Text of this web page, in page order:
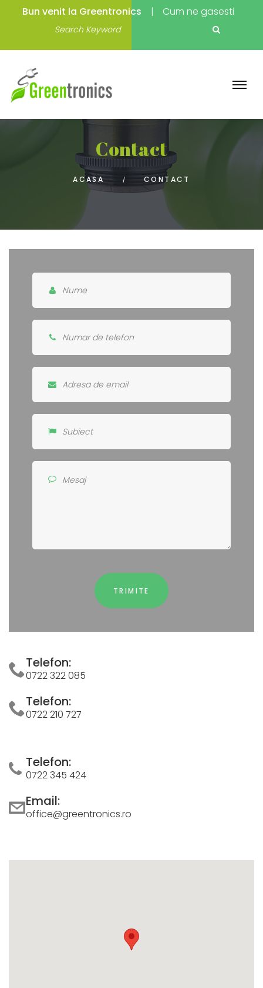
Bun venit la Greentronics Cum ne gasesti
Contact
ACASA CONTACT
Telefon:
0722 322 085
Telefon:
0722 210 727
Telefon:
0722 345 424
Email:
office@greentronics.ro